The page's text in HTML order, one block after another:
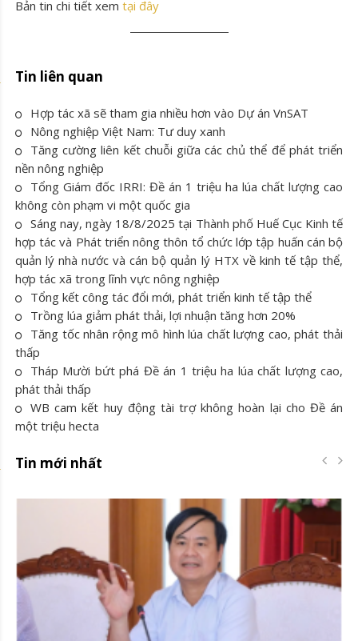
Bản tin chi tiết xem tại đây
Tin liên quan
Hợp tác xã sẽ tham gia nhiều hơn vào Dự án VnSAT
Nông nghiệp Việt Nam: Tư duy xanh
Tăng cường liên kết chuỗi giữa các chủ thể để phát triển
nền nông nghiệp
Tổng Giám đốc IRRI: Đề án 1 triệu ha lúa chất lượng cao
không còn phạm vi một quốc gia
Sáng nay, ngày 18/8/2025 tại Thành phố Huế Cục Kinh tế
hợp tác và Phát triển nông thôn tổ chức lớp tập huấn cán bộ
quản lý nhà nước và cán bộ quản lý HTX về kinh tế tập thể,
hợp tác xã trong lĩnh vực nông nghiệp
Tổng kết công tác đổi mới, phát triển kinh tế tập thể
Trồng lúa giảm phát thải, lợi nhuận tăng hơn 20%
Tăng tốc nhân rộng mô hình lúa chất lượng cao, phát thải
thấp
Tháp Mười bứt phá Đề án 1 triệu ha lúa chất lượng cao,
phát thải thấp
WB cam kết huy động tài trợ không hoàn lại cho Đề án
một triệu hecta
Tin mới nhất